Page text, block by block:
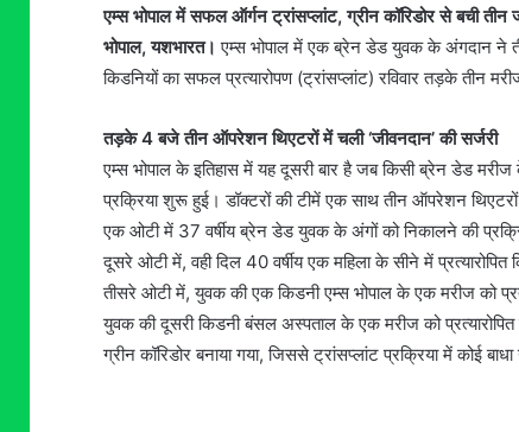
एम्स भोपाल में सफल ऑर्गन ट्रांसप्लांट, ग्रीन कॉरिडोर से बची तीन
​भोपाल, यशभारत। एम्स भोपाल में एक ब्रेन डेड युवक के अंगदान ने
किडनियों का सफल प्रत्यारोपण (ट्रांसप्लांट) रविवार तड़के तीन
तड़के 4 बजे तीन ऑपरेशन थिएटरों में चली ‘जीवनदान’ की सर्जरी
​एम्स भोपाल के इतिहास में यह दूसरी बार है जब किसी ब्रेन डेड
प्रक्रिया शुरू हुई। डॉक्टरों की टीमें एक साथ तीन ऑपरेशन
​एक ओटी में 37 वर्षीय ब्रेन डेड युवक के अंगों को निकालने की
​दूसरे ओटी में, वही दिल 40 वर्षीय एक महिला के सीने में
​तीसरे ओटी में, युवक की एक किडनी एम्स भोपाल के एक मरीज को
​युवक की दूसरी किडनी बंसल अस्पताल के एक मरीज को
ग्रीन कॉरिडोर बनाया गया, जिससे ट्रांसप्लांट प्रक्रिया में कोई